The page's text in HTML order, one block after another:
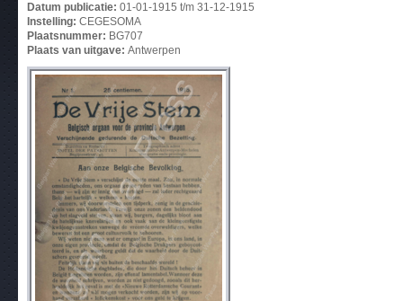
Datum publicatie: 01-01-1915 t/m 31-12-1915
Instelling: CEGESOMA
Plaatsnummer: BG707
Plaats van uitgave: Antwerpen